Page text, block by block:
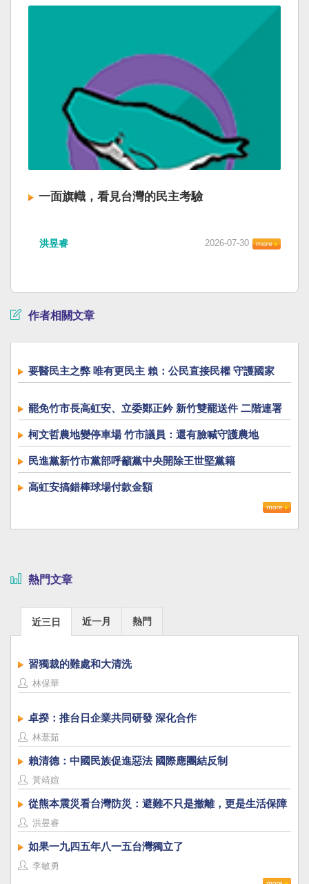
一面旗幟，看見台灣的民主考驗
洪昱睿 2026-07-30
作者相關文章
要醫民主之弊 唯有更民主 賴：公民直接民權 守護國家
罷免竹市長高虹安、立委鄭正鈐 新竹雙罷送件 二階連署
破10萬份
柯文哲農地變停車場 竹市議員：還有臉喊守護農地
民進黨新竹市黨部呼籲黨中央開除王世堅黨籍
高虹安搞錯棒球場付款金額
熱門文章
近三日 近一月 熱門
習獨裁的難處和大清洗
林保華
卓揆：推台日企業共同研發 深化合作
林薏茹
賴清德：中國民族促進惡法 國際應團結反制
黃靖媗
從熊本震災看台灣防災：避難不只是撤離，更是生活保障
洪昱睿
如果一九四五年八一五台灣獨立了
李敏勇